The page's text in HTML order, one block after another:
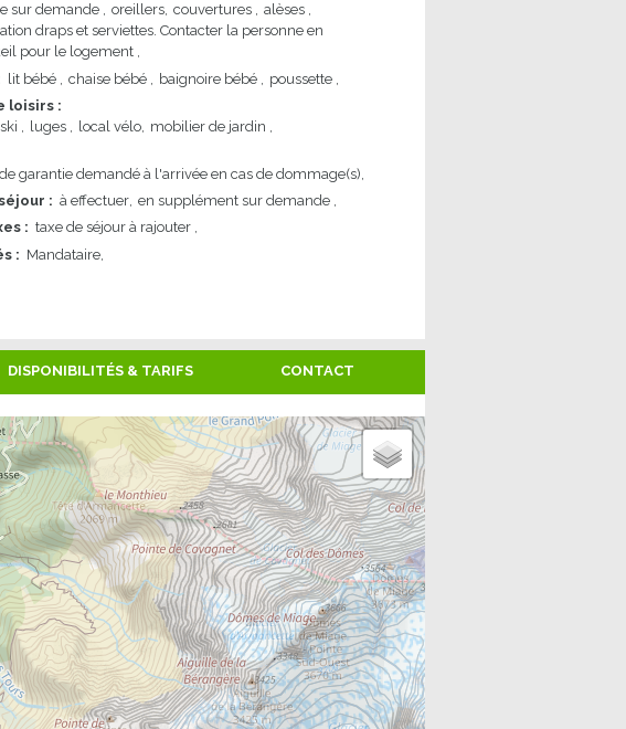
sur demande
oreillers couvertures
alèses
draps et serviettes. Contacter la personne en
pour le logement
lit bébé chaise bébé baignoire bébé
poussette
loisirs :
luges local vélo
mobilier de jardin
garantie demandé à l'arrivée en cas de dommage(s)
: à effectuer en supplément sur demande
: taxe de séjour à rajouter
: Mandataire
DISPONIBILITÉS & TARIFS CONTACT